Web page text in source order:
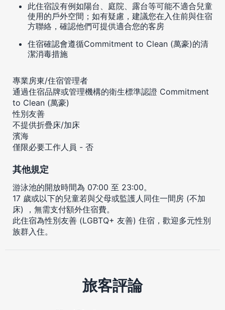
此住宿設有例如陽台、庭院、露台等可能不適合兒童
使用的戶外空間；如有疑慮，建議您在入住前與住宿
方聯絡，確認他們可提供適合您的客房
住宿確認會遵循Commitment to Clean (萬豪)的清
潔消毒措施
專業房東/住宿管理者
通過住宿品牌或管理機構的衛生標準認證 Commitment
to Clean (萬豪)
性別友善
不提供折疊床/加床
濱海
僅限必要工作人員 - 否
其他規定
游泳池的開放時間為 07:00 至 23:00。
17 歲或以下的兒童若與父母或監護人同住一間房 (不加
床) ，無需支付額外住宿費。
此住宿為性別友善 (LGBTQ+ 友善) 住宿，歡迎多元性別
族群入住。
旅客評論